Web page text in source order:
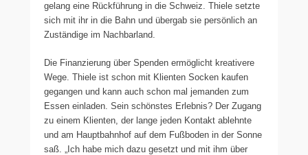
gelang eine Rückführung in die Schweiz. Thiele setzte
sich mit ihr in die Bahn und übergab sie persönlich an
Zuständige im Nachbarland.
Die Finanzierung über Spenden ermöglicht kreativere
Wege. Thiele ist schon mit Klienten Socken kaufen
gegangen und kann auch schon mal jemanden zum
Essen einladen. Sein schönstes Erlebnis? Der Zugang
zu einem Klienten, der lange jeden Kontakt ablehnte
und am Hauptbahnhof auf dem Fußboden in der Sonne
saß. „Ich habe mich dazu gesetzt und mit ihm über